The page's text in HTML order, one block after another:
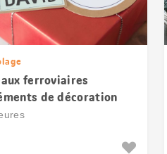
ferroviaires
de décoration